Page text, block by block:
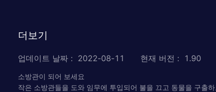
더보기
업데이트 날짜 : 2022-08-11 현재 버전 : 1.90
소방관이 되어 보세요
작은 소방관들을 도와 임무에 투입되어 불을 끄고 동물을 구출